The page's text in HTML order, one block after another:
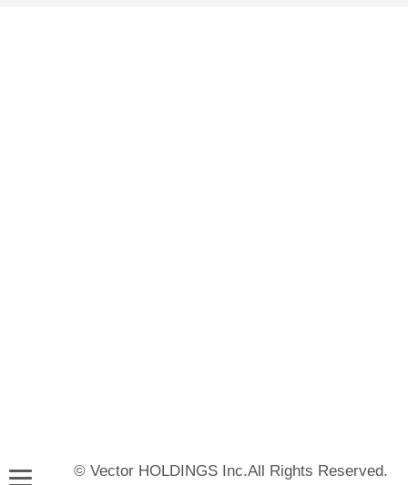
© Vector HOLDINGS Inc.All Rights Reserved.